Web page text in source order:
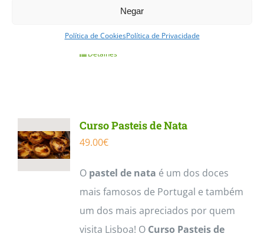
Negar
Política de CookiesPolítica de Privacidade
QUERO SER
QUE DISPONÍVEL
Detalhes
Curso Pasteis de Nata
49.00€
O pastel de nata é um dos doces
mais famosos de Portugal e também
um dos mais apreciados por quem
visita Lisboa! O Curso Pasteis de